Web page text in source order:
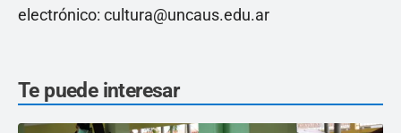
electrónico: cultura@uncaus.edu.ar
Te puede interesar